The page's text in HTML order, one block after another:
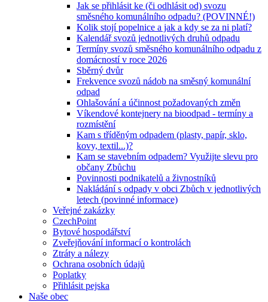
Jak se přihlásit ke (či odhlásit od) svozu
směsného komunálního odpadu? (POVINNÉ!)
Kolik stojí popelnice a jak a kdy se za ni platí?
Kalendář svozů jednotlivých druhů odpadu
Termíny svozů směsného komunálního odpadu z
domácností v roce 2026
Sběrný dvůr
Frekvence svozů nádob na směsný komunální
odpad
Ohlašování a účinnost požadovaných změn
Víkendové kontejnery na bioodpad - termíny a
rozmístění
Kam s tříděným odpadem (plasty, papír, sklo,
kovy, textil...)?
Kam se stavebním odpadem? Využijte slevu pro
občany Zbůchu
Povinnosti podnikatelů a živnostníků
Nakládání s odpady v obci Zbůch v jednotlivých
letech (povinné informace)
Veřejné zakázky
CzechPoint
Bytové hospodářství
Zveřejňování informací o kontrolách
Ztráty a nálezy
Ochrana osobních údajů
Poplatky
Přihlásit pejska
Naše obec